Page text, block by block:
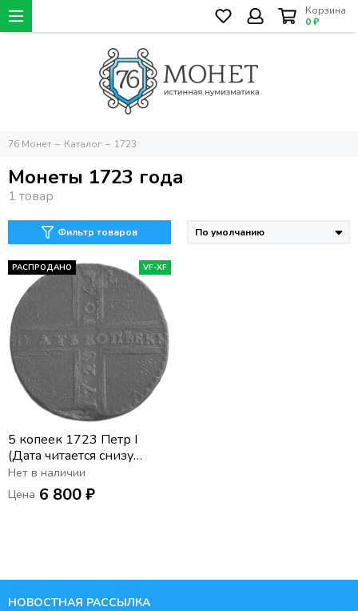
Корзина
0 ₽
76 Монет Каталог 1723
Монеты 1723 года
Фильтр товаров
РАСПРОДАНО VF-XF
5 копеек 1723 Петр I
(Дата читается снизу
вверх)
Нет в наличии
Цена 6 800 ₽
НОВОСТНАЯ РАССЫЛКА